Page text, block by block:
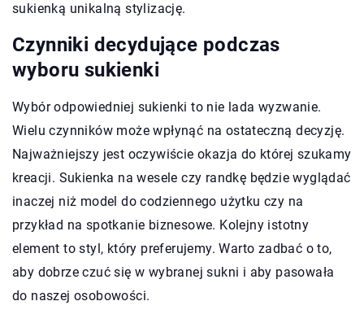
sukienką unikalną stylizację.
Czynniki decydujące podczas
wyboru sukienki
Wybór odpowiedniej sukienki to nie lada wyzwanie.
Wielu czynników może wpłynąć na ostateczną decyzję.
Najważniejszy jest oczywiście okazja do której szukamy
kreacji. Sukienka na wesele czy randkę będzie wyglądać
inaczej niż model do codziennego użytku czy na
przykład na spotkanie biznesowe. Kolejny istotny
element to styl, który preferujemy. Warto zadbać o to,
aby dobrze czuć się w wybranej sukni i aby pasowała
do naszej osobowości.